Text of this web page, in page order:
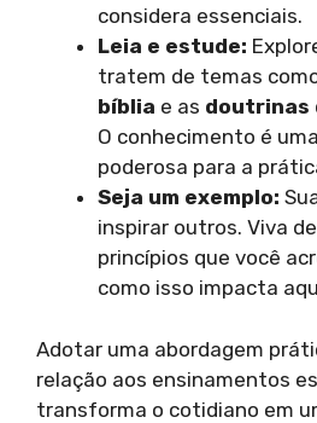
considera essenciais.
Leia e estude:
tratem de temas
bíblia e as doutrinas
O conhecimento é
poderosa para a
Seja um exemplo:
inspirar outros. Viva
princípios que você
como isso impacta
Adotar uma abordagem
relação aos ensinamentos
transforma o cotidiano em